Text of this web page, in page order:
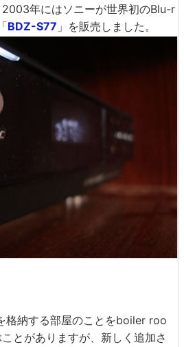
年にはソニーが世界初のBlu-r
BDZ-S77 」を販売しました。
格納する部屋のことをboiler roo
とがありますが、新しく追加さ